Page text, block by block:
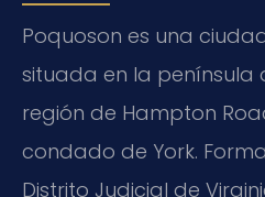
Poquoson es una
situada en la península
región de Hampton
condado de York.
Distrito Judicial de